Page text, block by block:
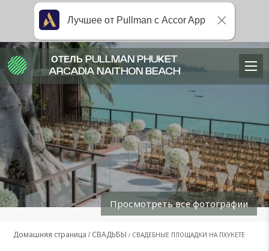
Просмотреть все фотографии
Домашняя страница СВАДЬБЫ СВАДЕБНЫЕ ПЛОЩАДКИ НА ПХУКЕТЕ
ОТЕЛЬ PULLMAN PHUKET
ARCADIA NAITHON BEACH
Лучшее от Pullman с Accor App